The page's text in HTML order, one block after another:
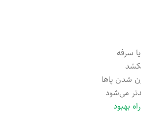
سرفه
شد‌ن پاها
می‌شود
بهبود